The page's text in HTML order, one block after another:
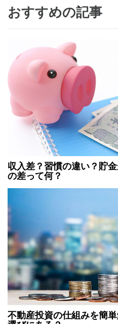
おすすめの記事
収入差？習慣の違い？貯
の差って何？
不動産投資の仕組みを簡